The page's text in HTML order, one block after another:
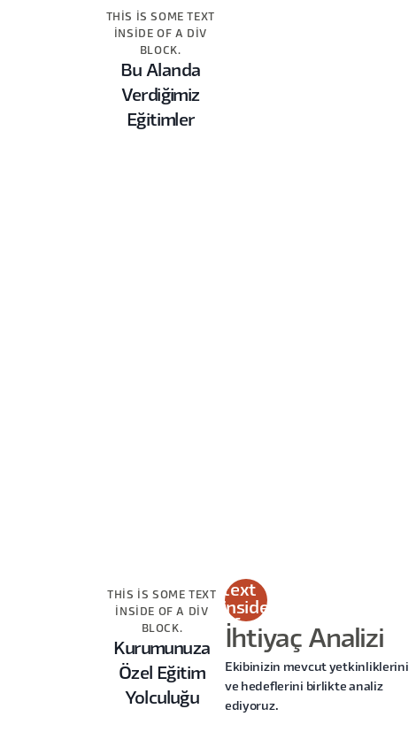
THIS IS SOME TEXT
INSIDE OF A DIV
BLOCK.
Bu Alanda
Verdiğimiz
Eğitimler
THIS IS SOME TEXT
INSIDE OF A DIV
BLOCK.
Kurumunuza
Özel Eğitim
Yolculuğu
text
inside
of a
div
block.
İhtiyaç Analizi
Ekibinizin mevcut yetkinliklerini
ve hedeflerini birlikte analiz
ediyoruz.